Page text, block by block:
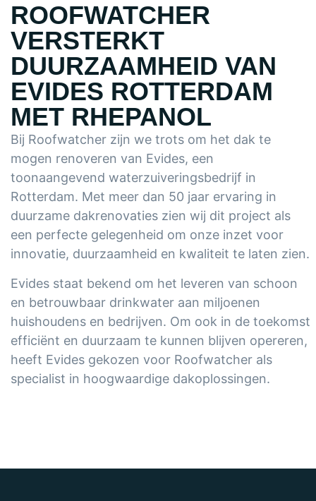
ROOFWATCHER
VERSTERKT
DUURZAAMHEID VAN
EVIDES ROTTERDAM
MET RHEPANOL
Bij Roofwatcher zijn we trots om het dak te
mogen renoveren van Evides, een
toonaangevend waterzuiveringsbedrijf in
Rotterdam. Met meer dan 50 jaar ervaring in
duurzame dakrenovaties zien wij dit project als
een perfecte gelegenheid om onze inzet voor
innovatie, duurzaamheid en kwaliteit te laten zien.
Evides staat bekend om het leveren van schoon
en betrouwbaar drinkwater aan miljoenen
huishoudens en bedrijven. Om ook in de toekomst
efficiënt en duurzaam te kunnen blijven opereren,
heeft Evides gekozen voor Roofwatcher als
specialist in hoogwaardige dakoplossingen.